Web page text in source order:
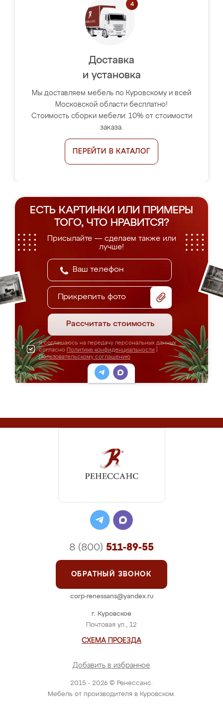
Доставка
и установка
Мы доставляем мебель по Куровскому и всей
Московской области бесплатно!
Стоимость сборки мебели: 10% от стоимости
заказа.
ПЕРЕЙТИ В КАТАЛОГ
ЕСТЬ КАРТИНКИ ИЛИ ПРИМЕРЫ
ТОГО, ЧТО НРАВИТСЯ?
Присылайте — сделаем также или
лучше!
Прикрепить фото
Рассчитать стоимость
Я соглашаюсь на передачу персональных данных
согласно Политике конфиденциальности
Пользовательскому соглашению
2015 - 2026 © Ренессанс.
Мебель от производителя в Куровском.
г. Куровское
Почтовая ул., 12
СХЕМА ПРОЕЗДА
Добавить в избранное
8 (800) 511-89-55
ОБРАТНЫЙ ЗВОНОК
corp-renessans@yandex.ru